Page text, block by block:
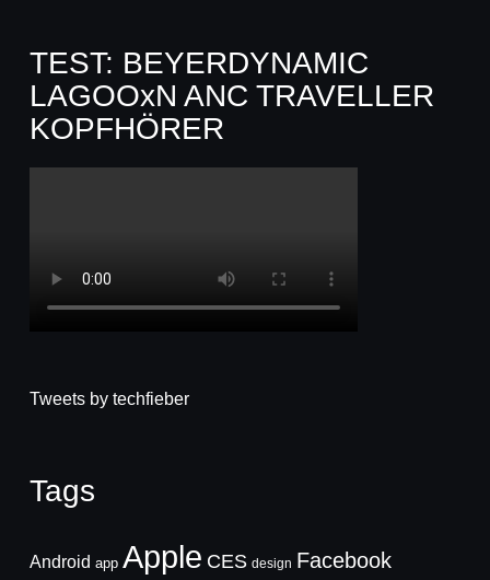
TEST: BEYERDYNAMIC
LAGOOxN ANC TRAVELLER
KOPFHÖRER
Tweets by techfieber
Tags
Android app Apple CES design Facebook